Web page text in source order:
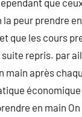
que
la peur prendre
que les cours
repris. par
main après
en main